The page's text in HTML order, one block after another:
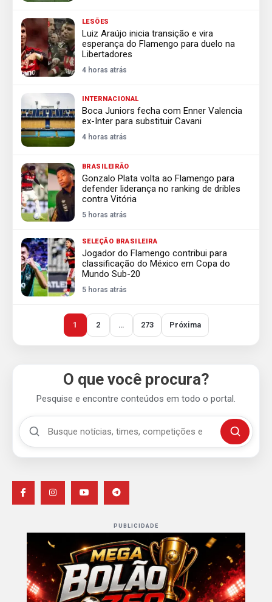
LESÕES
Luiz Araújo inicia transição e vira
esperança do Flamengo para duelo na
Libertadores
4 horas atrás
INTERNACIONAL
Boca Juniors fecha com Enner Valencia
ex-Inter para substituir Cavani
4 horas atrás
BRASILEIRÃO
Gonzalo Plata volta ao Flamengo para
defender liderança no ranking de dribles
contra Vitória
5 horas atrás
SELEÇÃO BRASILEIRA
Jogador do Flamengo contribui para
classificação do México em Copa do
Mundo Sub-20
5 horas atrás
1 2 … 273 Próxima
O que você procura?
Pesquise e encontre conteúdos em todo o portal.
Buscar no Mengão 360
Buscar
PUBLICIDADE